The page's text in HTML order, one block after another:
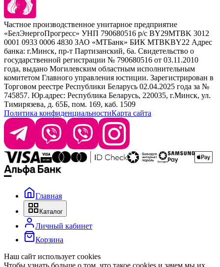
Расходные материалы
Sim Sensitive
Kebren
Selective Professional
White Line
+ 375 44 7233514
+ 375 29 1649505
info@krasabel.by
Офис: г. Минск, ул. Тимирязева 65Б, офис 1509
Склад: г. Минск, ул. Домбровская, 15
Время работы: пн–чт 9:00–17:30, пт 9:00–17:00
Частное производственное унитарное предприятие
«БелЭнергоПрогресс» УНП 790680516 р/с BY29MTBK 3012
0001 0933 0006 4830 ЗАО «МТБанк» БИК MTBKBY22 Адрес
банка: г.Минск, пр-т Партизанский, 6а. Свидетельство о
государственной регистрации № 790680516 от 03.11.2010
года, выдано Могилевским областным исполнительным
комитетом Главного управления юстиции. Зарегистрирован в
Торговом реестре Республики Беларусь 02.04.2025 года за №
745857. Юр.адрес: Республика Беларусь, 220035, г.Минск, ул.
Тимирязева, д. 65Б, пом. 169, каб. 1509
Политика конфиденциальностиКарта сайта
Главная
Каталог
Личный кабинет
Корзина
Наш сайт использует cookies
Чтобы узнать больше о том, что такое cookies и зачем мы их